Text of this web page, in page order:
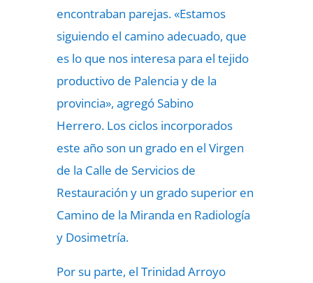
encontraban parejas. «Estamos
siguiendo el camino adecuado, que
es lo que nos interesa para el tejido
productivo de Palencia y de la
provincia», agregó Sabino
Herrero. Los ciclos incorporados
este año son un grado en el Virgen
de la Calle de Servicios de
Restauración y un grado superior en
Camino de la Miranda en Radiología
y Dosimetría.
Por su parte, el Trinidad Arroyo